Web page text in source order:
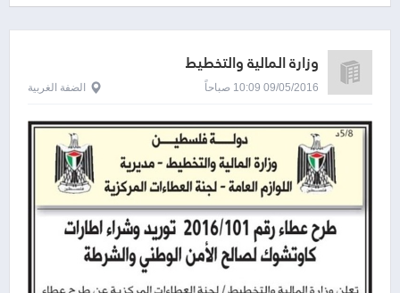
وزارة المالية والتخطيط
09/05/2016 10:09 صباحاً الضفة الغربية